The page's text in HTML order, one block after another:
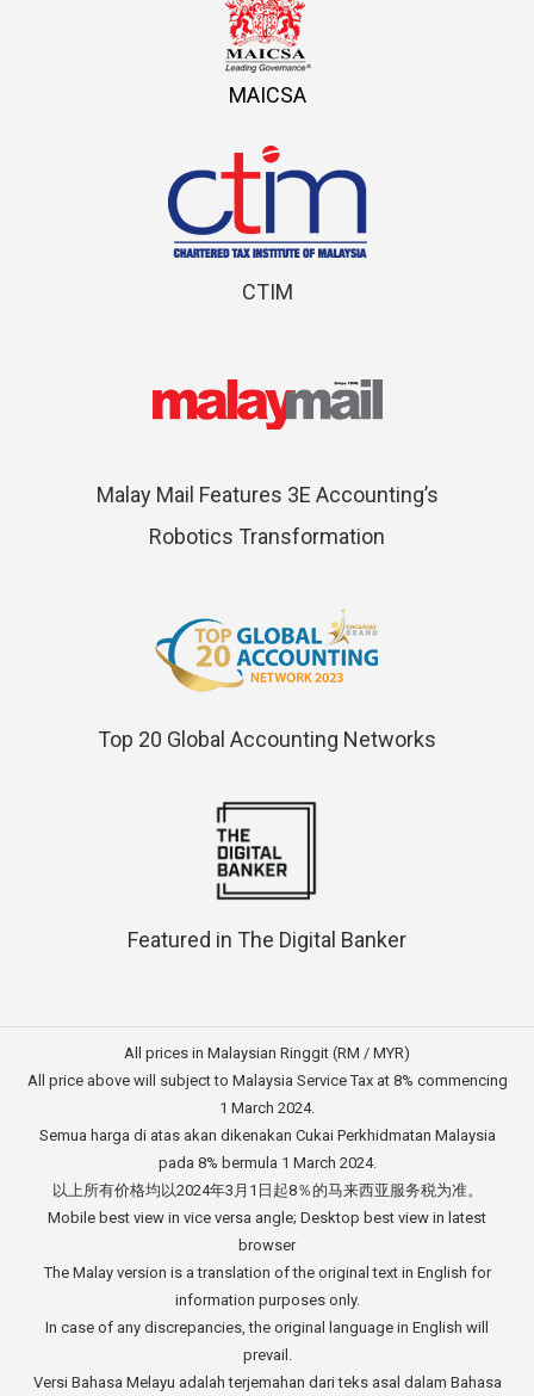
MAICSA
CTIM
Malay Mail Features 3E Accounting’s
Robotics Transformation
Top 20 Global Accounting Networks
Featured in The Digital Banker
All prices in Malaysian Ringgit (RM / MYR)
All price above will subject to Malaysia Service Tax at 8% commencing
1 March 2024.
Semua harga di atas akan dikenakan Cukai Perkhidmatan Malaysia
pada 8% bermula 1 March 2024.
以上所有价格均以2024年3月1日起8％的马来西亚服务税为准。
Mobile best view in vice versa angle; Desktop best view in latest
browser
The Malay version is a translation of the original text in English for
information purposes only.
In case of any discrepancies, the original language in English will
prevail.
Versi Bahasa Melayu adalah terjemahan dari teks asal dalam Bahasa